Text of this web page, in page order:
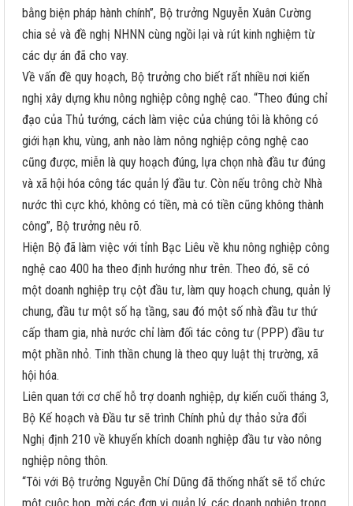
bằng biện pháp hành chính”, Bộ trưởng Nguyễn Xuân Cường
chia sẻ và đề nghị NHNN cùng ngồi lại và rút kinh nghiệm từ
các dự án đã cho vay.
Về vấn đề quy hoạch, Bộ trưởng cho biết rất nhiều nơi kiến
nghị xây dựng khu nông nghiệp công nghệ cao. “Theo đúng chỉ
đạo của Thủ tướng, cách làm việc của chúng tôi là không có
giới hạn khu, vùng, anh nào làm nông nghiệp công nghệ cao
cũng được, miễn là quy hoạch đúng, lựa chọn nhà đầu tư đúng
và xã hội hóa công tác quản lý đầu tư. Còn nếu trông chờ Nhà
nước thì cực khó, không có tiền, mà có tiền cũng không thành
công”, Bộ trưởng nêu rõ.
Hiện Bộ đã làm việc với tỉnh Bạc Liêu về khu nông nghiệp công
nghệ cao 400 ha theo định hướng như trên. Theo đó, sẽ có
một doanh nghiệp trụ cột đầu tư, làm quy hoạch chung, quản lý
chung, đầu tư một số hạ tầng, sau đó một số nhà đầu tư thứ
cấp tham gia, nhà nước chỉ làm đối tác công tư (PPP) đầu tư
một phần nhỏ. Tinh thần chung là theo quy luật thị trường, xã
hội hóa.
Liên quan tới cơ chế hỗ trợ doanh nghiệp, dự kiến cuối tháng 3,
Bộ Kế hoạch và Đầu tư sẽ trình Chính phủ dự thảo sửa đổi
Nghị định 210 về khuyến khích doanh nghiệp đầu tư vào nông
nghiệp nông thôn.
“Tôi với Bộ trưởng Nguyễn Chí Dũng đã thống nhất sẽ tổ chức